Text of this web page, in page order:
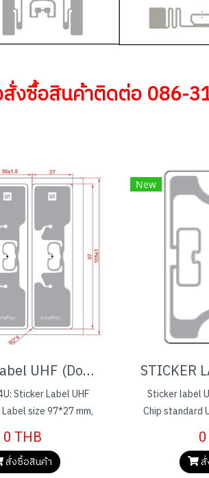
งซื้อสินค้าติดต่อ 086-
Sticker Label UHF (Dogbone)
Sticker Label UHF
size 97*27 mm,
94*24 mm, chip: NXP
material 80g/m2 Art
paper
0 THB
สั่งซื้อสินค้า
New
Sticker label
Chip standard
กับ stock